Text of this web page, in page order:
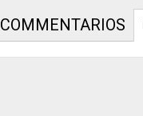
COMMENTARIOS